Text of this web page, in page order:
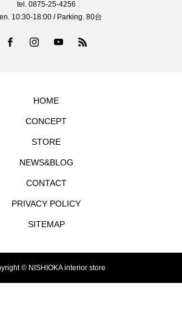
tel. 0875-25-4256
10:30-18:00 / Parking. 80台
HOME
CONCEPT
STORE
NEWS&BLOG
CONTACT
PRIVACY POLICY
SITEMAP
© NISHIOKA interior store